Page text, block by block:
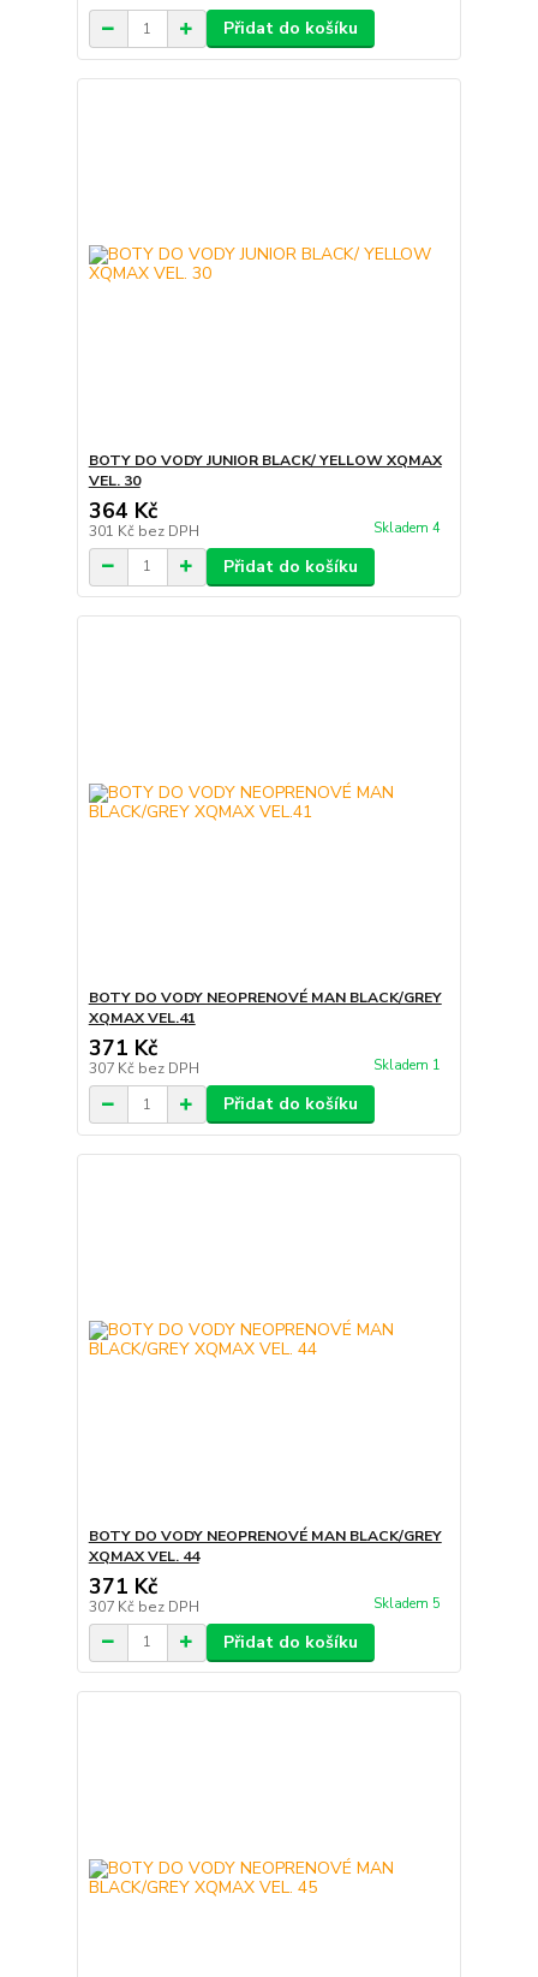
Přidat do košíku
BOTY DO VODY JUNIOR BLACK/ YELLOW XQMAX
VEL. 30
364 Kč
301 Kč bez DPH Skladem 4
Přidat do košíku
BOTY DO VODY NEOPRENOVÉ MAN BLACK/GREY
XQMAX VEL.41
371 Kč
307 Kč bez DPH Skladem 1
Přidat do košíku
BOTY DO VODY NEOPRENOVÉ MAN BLACK/GREY
XQMAX VEL. 44
371 Kč
307 Kč bez DPH Skladem 5
Přidat do košíku